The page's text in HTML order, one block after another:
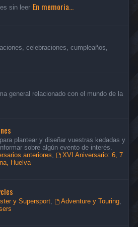
En memoria...
celebraciones, cumpleaños,
general relacionado con el mundo de la
plantear y diseñar vuestras kedadas y
sobre algún evento de interés.
anteriores,
XVI Aniversario: 6, 7
Huelva
y Supersport, Adventure y Touring,